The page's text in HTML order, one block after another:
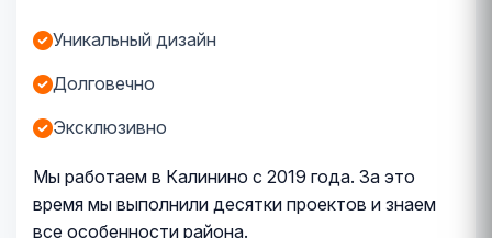
Уникальный дизайн
Долговечно
Эксклюзивно
Мы работаем в Калинино с 2019 года. За это
время мы выполнили десятки проектов и знаем
все особенности района.